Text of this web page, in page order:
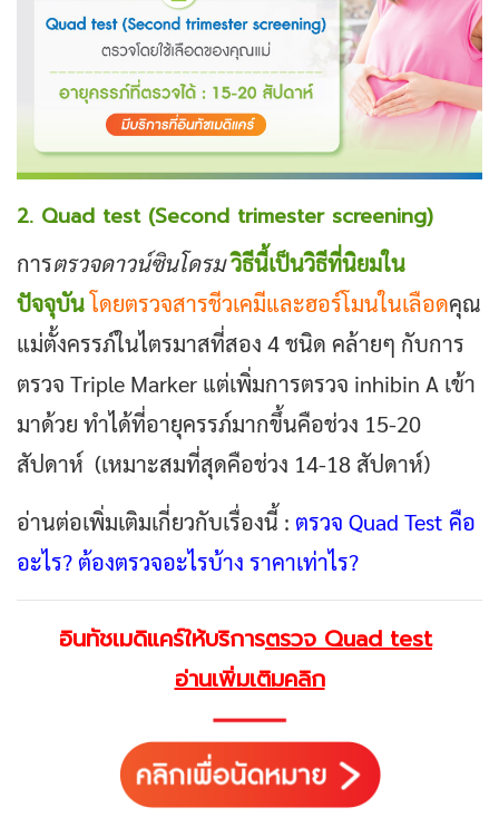
2. Quad test (Second trimester screening)
การตรวจดาวน์ซินโดรมวิธีนี้เป็นวิธีที่นิยมใน
ปัจจุบันโดยตรวจสารชีวเคมีและฮอร์โมนในเลือดคุณ
แม่ตั้งครรภ์ในไตรมาสที่สอง 4 ชนิด คล้ายๆ กับการ
ตรวจ Triple Marker แต่เพิ่มการตรวจ inhibin A เข้า
มาด้วย ทำได้ที่อายุครรภ์มากขึ้นคือช่วง 15-20
สัปดาห์ (เหมาะสมที่สุดคือช่วง 14-18 สัปดาห์)
อ่านต่อเพิ่มเติมเกี่ยวกับเรื่องนี้ : ตรวจ Quad Test คือ
อะไร? ต้องตรวจอะไรบ้าง ราคาเท่าไร?
อินทัชเมดิแคร์ให้บริการตรวจ Quad test
อ่านเพิ่มเติมคลิก